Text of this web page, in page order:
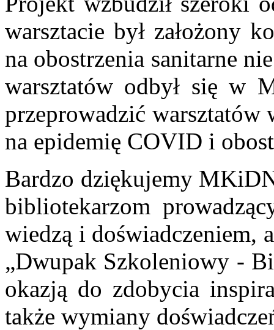
warsztacie był założony
na obostrzenia sanitarne
warsztatów odbył się w
przeprowadzić
na epidemię COVID i
Bardzo dziękujemy
bibliotekarzom
wiedzą i doświadczeniem,
„Dwupak Szkoleniowy -
okazją do zdobycia
także wymiany